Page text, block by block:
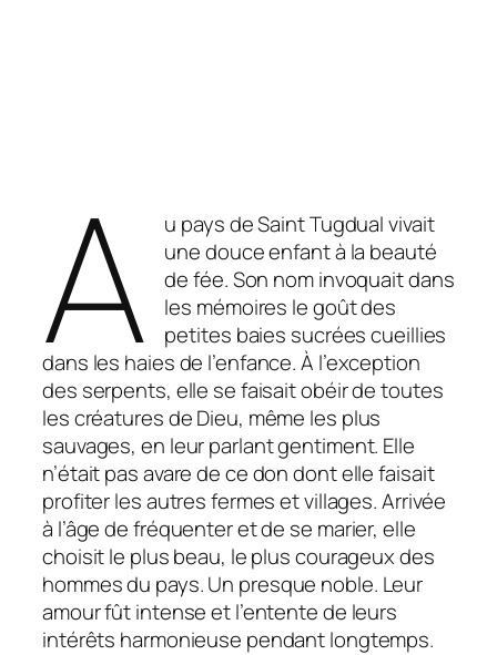
A
u pays de Saint Tugdual vivait
une douce enfant à la beauté
de fée. Son nom invoquait dans
les mémoires le goût des
petites baies sucrées cueillies
dans les haies de l’enfance. À l’exception
des serpents, elle se faisait obéir de toutes
les créatures de Dieu, même les plus
sauvages, en leur parlant gentiment. Elle
n’était pas avare de ce don dont elle faisait
profiter les autres fermes et villages. Arrivée
à l’âge de fréquenter et de se marier, elle
choisit le plus beau, le plus courageux des
hommes du pays. Un presque noble. Leur
amour fût intense et l’entente de leurs
intérêts harmonieuse pendant longtemps.